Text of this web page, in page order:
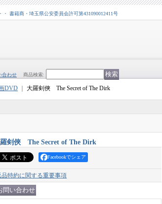
書籍商・埼玉県公安委員会許可第431090012411号
合わせ 商品検索:
DVD 大羅剣俠 The Secret of The Dirk
剣俠 The Secret of The Dirk
Facebookでシェア
品特約に関する重要事項